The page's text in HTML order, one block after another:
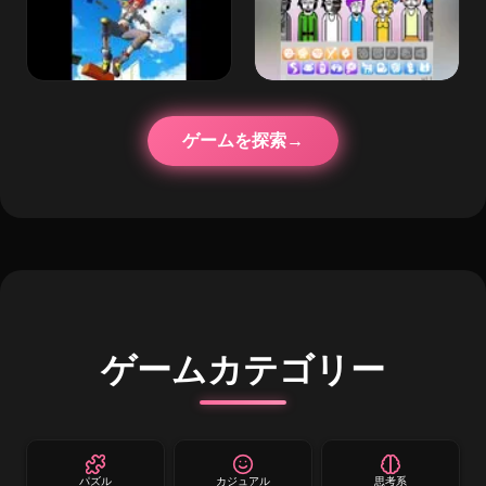
ゲームを探索
ゲームカテゴリー
パズル カジュアル 思考系